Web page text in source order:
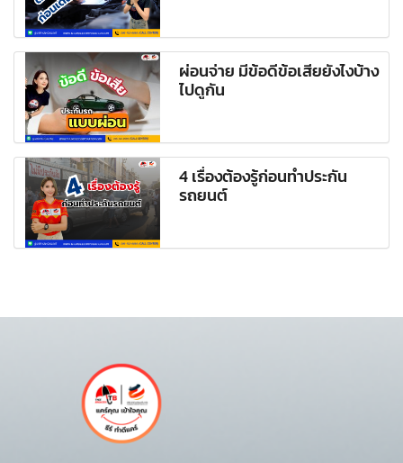
ผ่อนจ่าย มีข้อดีข้อเสียยังไงบ้าง
ไปดูกัน
4 เรื่องต้องรู้ก่อนทำประกัน
รถยนต์